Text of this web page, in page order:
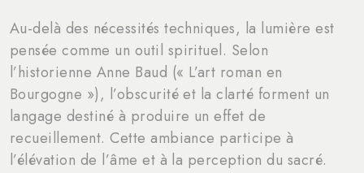
Au-delà des nécessités techniques, la lumière est
pensée comme un outil spirituel. Selon
l’historienne Anne Baud (« L’art roman en
Bourgogne »), l’obscurité et la clarté forment un
langage destiné à produire un effet de
recueillement. Cette ambiance participe à
l’élévation de l’âme et à la perception du sacré.